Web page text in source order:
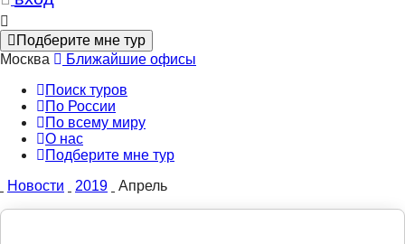
Подберите мне тур
Москва
Ближайшие офисы
Поиск туров
По России
По всему миру
О нас
Подберите мне тур
Новости
2019 Апрель